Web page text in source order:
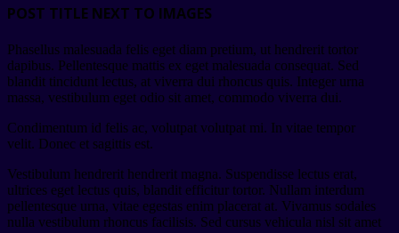
POST TITLE NEXT TO IMAGES
Phasellus malesuada felis eget diam pretium, ut hendrerit tortor
dapibus. Pellentesque mattis ex eget malesuada consequat. Sed
blandit tincidunt lectus, at viverra dui rhoncus quis. Integer urna
massa, vestibulum eget odio sit amet, commodo viverra dui.
Condimentum id felis ac, volutpat volutpat mi. In vitae tempor
velit. Donec et sagittis est.
Vestibulum hendrerit hendrerit magna. Suspendisse lectus erat,
ultrices eget lectus quis, blandit efficitur tortor. Nullam interdum
pellentesque urna, vitae egestas enim placerat at. Vivamus sodales
nulla vestibulum rhoncus facilisis. Sed cursus vehicula nisl sit amet